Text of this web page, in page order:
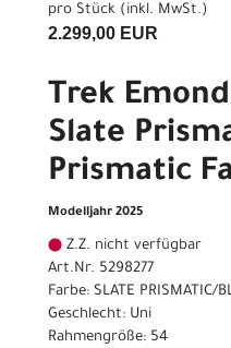
pro Stück (inkl. MwSt.)
2.299,00 EUR
Trek
Slate
Prismatic Fa
Modelljahr 2025
Z.Z. nicht verfügbar
Art.Nr. 5298277
Farbe: SLATE PRISMATIC/
Geschlecht: Uni
Rahmengröße: 54